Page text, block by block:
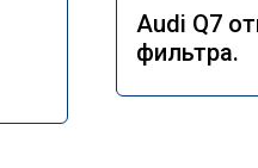
Audi Q7
фильтра.